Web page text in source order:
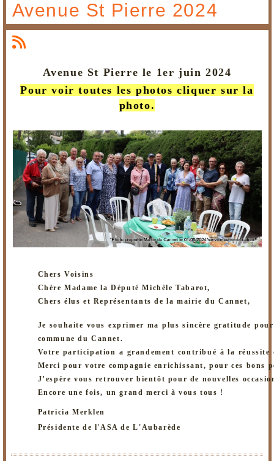
Avenue St Pierre 2024
Avenue St Pierre le 1er juin 2024
Pour voir toutes les photos cliquer sur la
photo.
Chers Voisins
Chère Madame la Député Michèle Tabarot,
Chers élus et Représentants de la mairie du Cannet,
Je souhaite vous exprimer ma plus sincère gratitude
commune du Cannet.
Votre participation a grandement contribué à la réussite
Merci pour votre compagnie enrichissant, pour ces
J’espère vous retrouver bientôt pour de nouvelles
Encore une fois, un grand merci à vous tous !
Patricia Merklen
Présidente de l'ASA de L'Aubarède